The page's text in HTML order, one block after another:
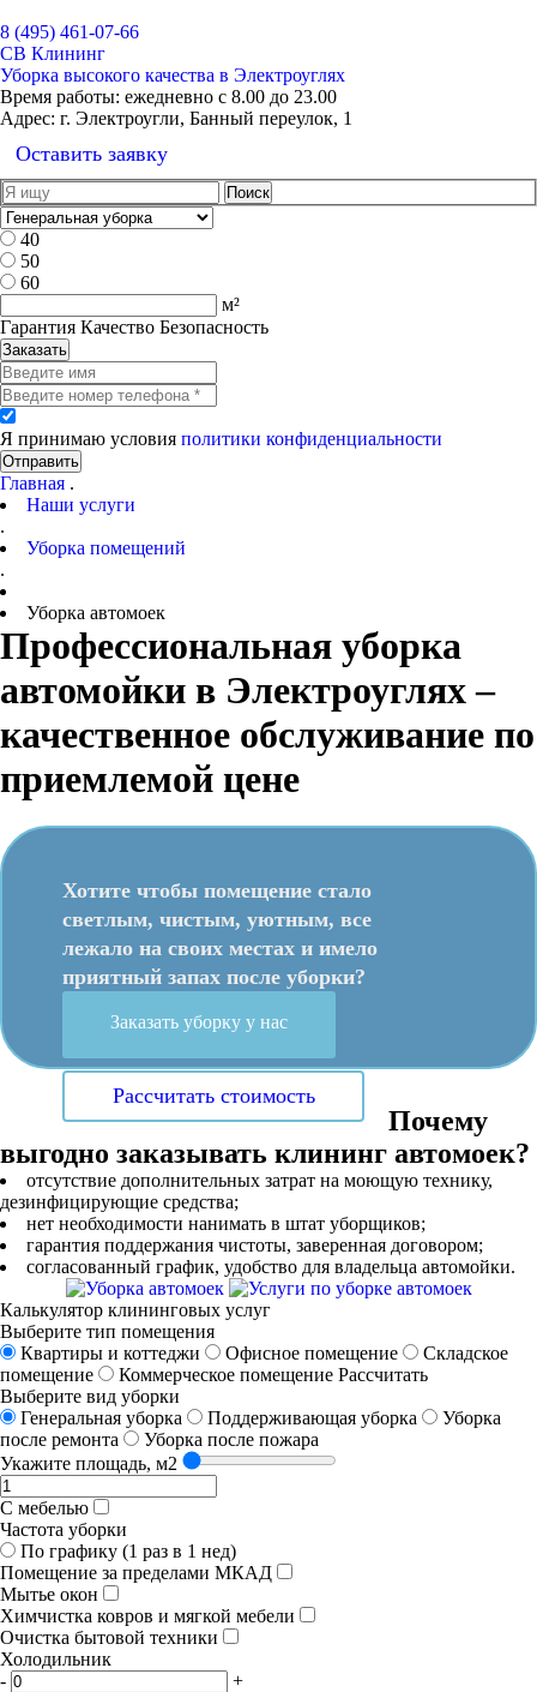
8 (495) 461-07-66
СВ Клининг
Уборка высокого качества в Электроуглях
Время работы: ежедневно с 8.00 до 23.00
Адрес: г. Электроугли, Банный переулок, 1
Оставить заявку
40
50
60
м²
Гарантия Качество Безопасность
Заказать
Я принимаю условия политики конфиденциальности
Отправить
Главная .
Наши услуги
.
Уборка помещений
.
Уборка автомоек
Профессиональная уборка
автомойки в Электроуглях –
качественное обслуживание по
приемлемой цене
Хотите чтобы помещение стало
светлым, чистым, уютным, все
лежало на своих местах и имело
приятный запах после уборки?
Заказать уборку у нас
Рассчитать стоимость
Почему
выгодно заказывать клининг автомоек?
отсутствие дополнительных затрат на моющую технику,
дезинфицирующие средства;
нет необходимости нанимать в штат уборщиков;
гарантия поддержания чистоты, заверенная договором;
согласованный график, удобство для владельца автомойки.
Калькулятор клининговых услуг
Выберите тип помещения
Квартиры и коттеджи
Офисное помещение
Складское
помещение
Коммерческое помещение Рассчитать
Выберите вид уборки
Генеральная уборка
Поддерживающая уборка
Уборка
после ремонта
Уборка после пожара
Укажите площадь, м2
С мебелью
Частота уборки
По графику (1 раз в 1 нед)
Помещение за пределами МКАД
Мытье окон
Химчистка ковров и мягкой мебели
Очистка бытовой техники
Холодильник
-
+